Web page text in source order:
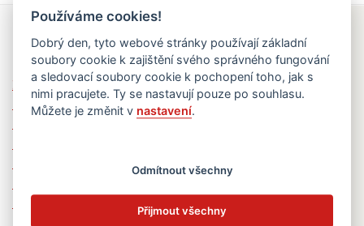
Rychlé odkazy
Elektronická žákovská knížka
Jídelní lístek
Volná pracovní místa
Zřizovatel školy (MČ Praha 6)
Používáme cookies!
Dobrý den, tyto webové stránky používají základní
soubory cookie k zajištění svého správného fungování
a sledovací soubory cookie k pochopení toho, jak s
nimi pracujete. Ty se nastavují pouze po souhlasu.
Můžete je změnit v nastavení.
Odmítnout všechny
Přijmout všechny